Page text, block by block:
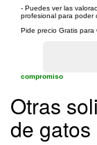
- Puedes ver las
profesional para poder
Pide precio Gratis para
compromiso
Otras
de